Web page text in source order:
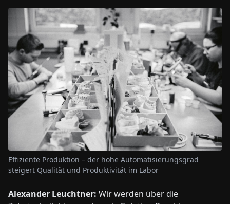
Effiziente Produktion – der hohe Automatisierungsgrad
steigert Qualität und Produktivität im Labor
Alexander Leuchtner: Wir werden über die